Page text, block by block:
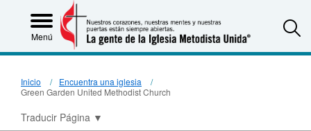
Menú
Inicio
Encuentra una iglesia
Green Garden United Methodist Church
Traducir Página ▼